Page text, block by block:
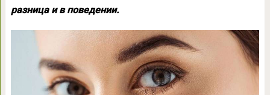
разница и в поведении.